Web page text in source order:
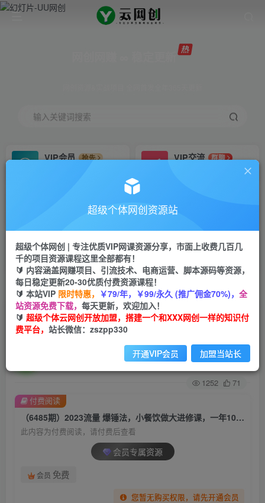
输入关键词搜索
VIP会员
抢先
VIP交流
群聊
研究探讨更多创业项目路子。
会员专属推广链接
招募站长
挂机
项目
脚本卡密
APP下载
GO
首页 创业课程 会员专属 正文
（6485期）2023流量 爆锤法，小餐饮做大进修
课，一年1000家店亲身案例大公开
关注 私信
1252 71
（6485期）2023流量 爆锤法，小餐饮做大进修课，一年1000家店亲身案例大公开
此内容为付费阅读，请付费后查看
会员专属资源
会员 免费
您暂无购买权限，请先开通会员
付费阅读
超级个体网创资源站
超级个体网创 | 专注优质VIP网课资源分享，市面上收费几百几
千的项目资源课程这里全部都有！
🔰 内容涵盖网赚项目、引流技术、电商运营、脚本源码等资源，
每日稳定更新20-30优质付费资源课程！
🔰 本站VIP 限时特惠， ￥79/年，￥99/永久 (推广佣金70%)， 全
站资源免费下载， 每天更新，欢迎加入！
🔰 超级个体云网创开放加盟，搭建一个和XXX网创一样的知识付
费平台， 站长微信：zszpp330
开通VIP会员 加盟当站长